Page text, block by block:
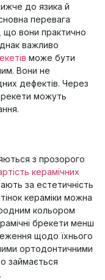
до язика й
перевага
що вони практично
важливо
може бути
Вони не
дефектів. Через
можуть
з прозорого
керамічних
за естетичність
кераміки можна
кольором
брекети менш
щодо їхнього
ортодонтичними
займається